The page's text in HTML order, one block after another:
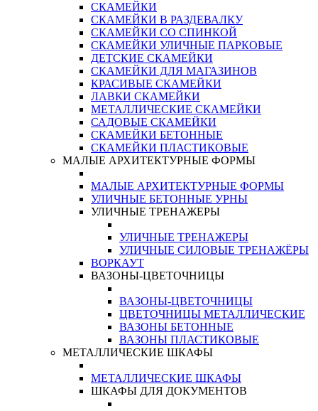
СКАМЕЙКИ
СКАМЕЙКИ В РАЗДЕВАЛКУ
СКАМЕЙКИ СО СПИНКОЙ
СКАМЕЙКИ УЛИЧНЫЕ ПАРКОВЫЕ
ДЕТСКИЕ СКАМЕЙКИ
СКАМЕЙКИ ДЛЯ МАГАЗИНОВ
КРАСИВЫЕ СКАМЕЙКИ
ЛАВКИ СКАМЕЙКИ
МЕТАЛЛИЧЕСКИЕ СКАМЕЙКИ
САДОВЫЕ СКАМЕЙКИ
СКАМЕЙКИ БЕТОННЫЕ
СКАМЕЙКИ ПЛАСТИКОВЫЕ
МАЛЫЕ АРХИТЕКТУРНЫЕ ФОРМЫ
МАЛЫЕ АРХИТЕКТУРНЫЕ ФОРМЫ
УЛИЧНЫЕ БЕТОННЫЕ УРНЫ
УЛИЧНЫЕ ТРЕНАЖЕРЫ
УЛИЧНЫЕ ТРЕНАЖЕРЫ
УЛИЧНЫЕ СИЛОВЫЕ ТРЕНАЖЁРЫ
ВОРКАУТ
ВАЗОНЫ-ЦВЕТОЧНИЦЫ
ВАЗОНЫ-ЦВЕТОЧНИЦЫ
ЦВЕТОЧНИЦЫ МЕТАЛЛИЧЕСКИЕ
ВАЗОНЫ БЕТОННЫЕ
ВАЗОНЫ ПЛАСТИКОВЫЕ
МЕТАЛЛИЧЕСКИЕ ШКАФЫ
МЕТАЛЛИЧЕСКИЕ ШКАФЫ
ШКАФЫ ДЛЯ ДОКУМЕНТОВ